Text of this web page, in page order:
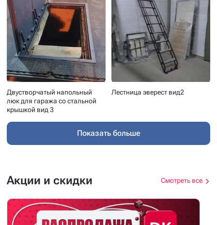
Двустворчатый напольный
люк для гаража со стальной
крышкой вид 3
Лестница эверест вид2
Показать больше
Акции и скидки Смотреть все